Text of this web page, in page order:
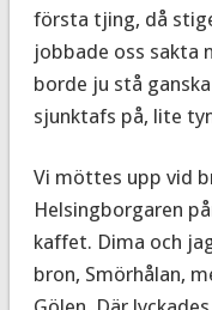
första tjing, då
jobbade oss sakta
borde ju stå
sjunktafs på, lite
Vi möttes upp vid
Helsingborgaren
kaffet. Dima och
bron, Smörhålan,